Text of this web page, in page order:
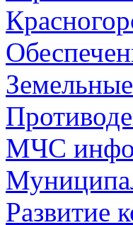
МЧС
Развитие